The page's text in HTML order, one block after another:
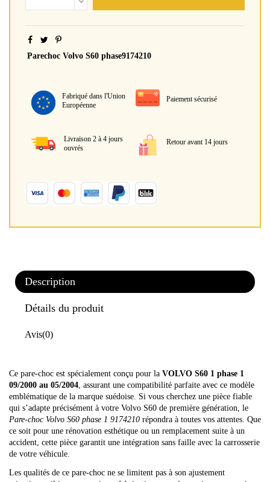
Parechoc Volvo S60 phase9174210
Fabriqué dans l'Union
Européenne
Paiement sécurisé
Livraison 2 à 4 jours
ouvrés
Retour avant 14 jours
Description
Détails du produit
Avis(0)
Ce pare-choc est spécialement conçu pour la VOLVO S60 1 phase 1
09/2000 au 05/2004, assurant une compatibilité parfaite avec ce modèle
emblématique de la marque suédoise. Si vous cherchez une pièce fiable
qui s’adapte précisément à votre Volvo S60 de première génération, le
Pare-choc Volvo S60 phase 1 9174210 répondra à toutes vos attentes. Que
ce soit pour une rénovation esthétique ou un remplacement suite à un
accident, cette pièce garantit une intégration sans faille avec la carrosserie
de votre véhicule.
Les qualités de ce pare-choc ne se limitent pas à son ajustement